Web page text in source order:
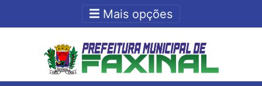
Ir para o fim do conteudo
Mais opções